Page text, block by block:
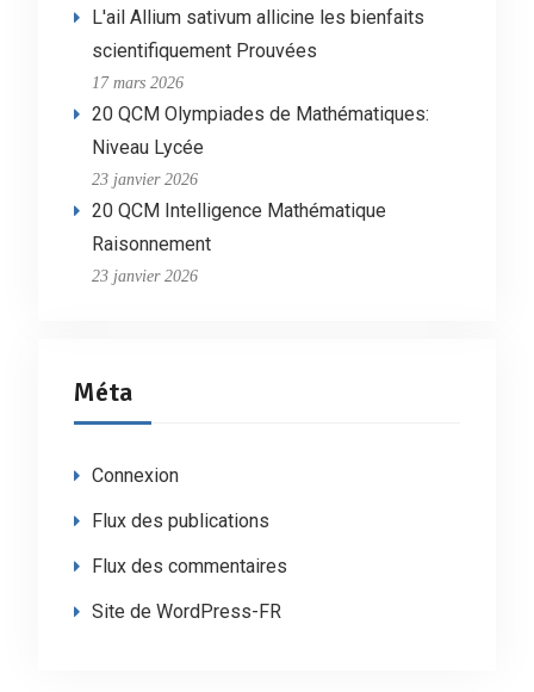
L'ail Allium sativum allicine les bienfaits
scientifiquement Prouvées
17 mars 2026
20 QCM Olympiades de Mathématiques:
Niveau Lycée
23 janvier 2026
20 QCM Intelligence Mathématique
Raisonnement
23 janvier 2026
Méta
Connexion
Flux des publications
Flux des commentaires
Site de WordPress-FR